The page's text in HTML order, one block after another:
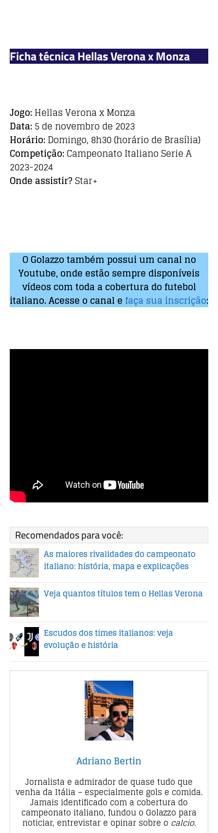
Ficha técnica Hellas Verona x Monza
Jogo:Hellas Verona x Monza
Data:5 de novembro de 2023
Horário:Domingo, 8h30 (horário de Brasília)
Competição:Campeonato Italiano Serie A
2023-2024
Onde assistir?Star+
O Golazzo também possui um canal no
Youtube, onde estão sempre disponíveis
vídeos com toda a cobertura do futebol
italiano. Acesse o canal e faça sua inscrição:
Recomendados para você:
As maiores rivalidades do campeonato
italiano: história, mapa e explicações
Veja quantos títulos tem o Hellas Verona
Escudos dos times italianos: veja
evolução e história
Adriano Bertin
Jornalista e admirador de quase tudo que
venha da Itália – especialmente gols e comida.
Jamais identificado com a cobertura do
campeonato italiano, fundou o Golazzo para
noticiar, entrevistar e opinar sobre o calcio.